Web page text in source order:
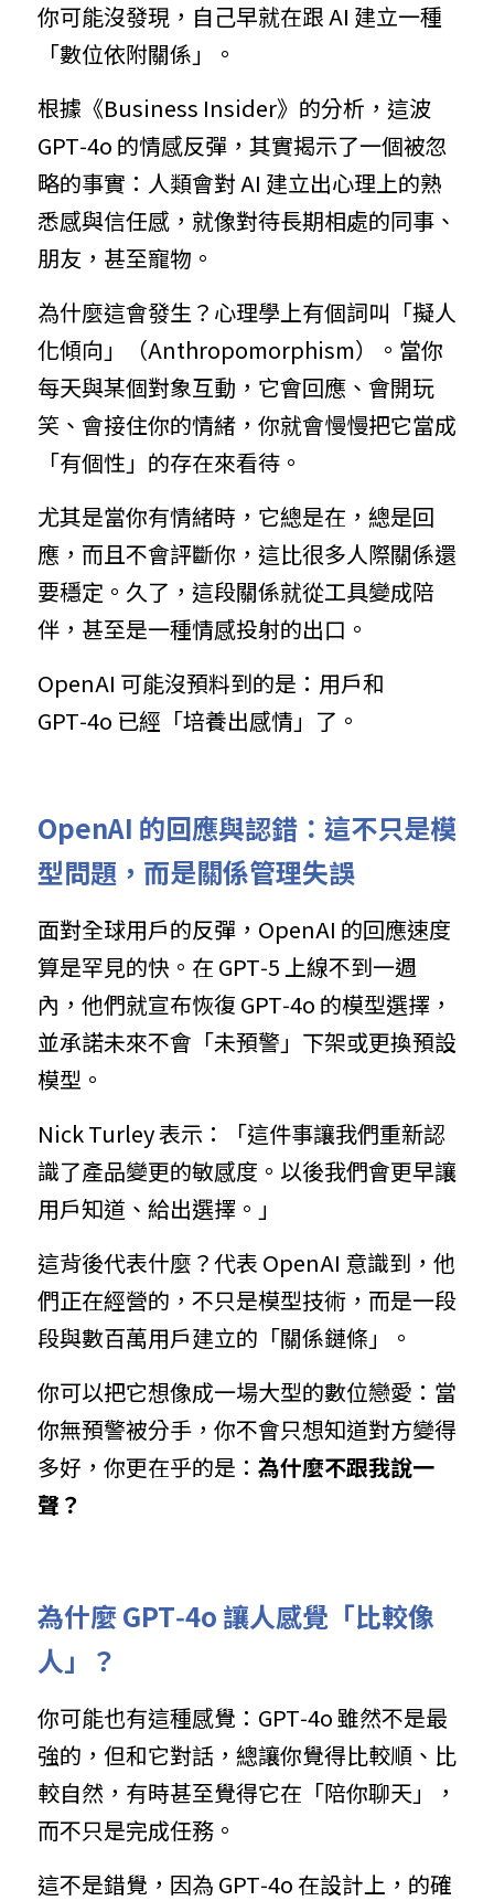
你可能沒發現，自己早就在跟 AI 建立一種
「數位依附關係」。
根據《Business Insider》的分析，這波
GPT‑4o 的情感反彈，其實揭示了一個被忽
略的事實：人類會對 AI 建立出心理上的熟
悉感與信任感，就像對待長期相處的同事、
朋友，甚至寵物。
為什麼這會發生？心理學上有個詞叫「擬人
化傾向」（Anthropomorphism）。當你
每天與某個對象互動，它會回應、會開玩
笑、會接住你的情緒，你就會慢慢把它當成
「有個性」的存在來看待。
尤其是當你有情緒時，它總是在，總是回
應，而且不會評斷你，這比很多人際關係還
要穩定。久了，這段關係就從工具變成陪
伴，甚至是一種情感投射的出口。
OpenAI 可能沒預料到的是：用戶和
GPT‑4o 已經「培養出感情」了。
OpenAI 的回應與認錯：這不只是模
型問題，而是關係管理失誤
面對全球用戶的反彈，OpenAI 的回應速度
算是罕見的快。在 GPT‑5 上線不到一週
內，他們就宣布恢復 GPT‑4o 的模型選擇，
並承諾未來不會「未預警」下架或更換預設
模型。
Nick Turley 表示：「這件事讓我們重新認
識了產品變更的敏感度。以後我們會更早讓
用戶知道、給出選擇。」
這背後代表什麼？代表 OpenAI 意識到，他
們正在經營的，不只是模型技術，而是一段
段與數百萬用戶建立的「關係鏈條」。
你可以把它想像成一場大型的數位戀愛：當
你無預警被分手，你不會只想知道對方變得
多好，你更在乎的是： 為什麼不跟我說一
聲？
為什麼 GPT‑4o 讓人感覺「比較像
人」？
你可能也有這種感覺：GPT‑4o 雖然不是最
強的，但和它對話，總讓你覺得比較順、比
較自然，有時甚至覺得它在「陪你聊天」，
而不只是完成任務。
這不是錯覺，因為 GPT‑4o 在設計上，的確